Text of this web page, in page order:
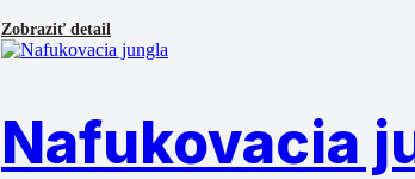
Zobraziť detail
Nafukovacia